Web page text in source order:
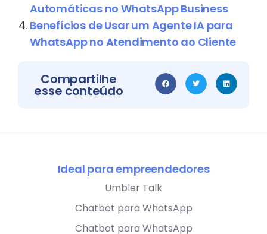
Automáticas no WhatsApp Business
Benefícios de Usar um Agente IA para
WhatsApp no Atendimento ao Cliente
Compartilhe
esse conteúdo
Ideal para empreendedores
Umbler Talk
Chatbot para WhatsApp
Chatbot para WhatsApp